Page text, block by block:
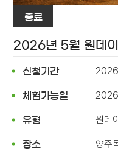
종료
2026년 5월 원데
신청기간
체험가능일
유형 원데
장소 양주